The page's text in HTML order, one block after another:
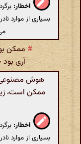
اخطار:
بسیاری از موارد
# ممکن
آری
هوش
ممکن است،
اخطار:
بسیاری از موارد